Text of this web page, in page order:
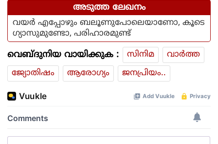
അടുത്ത ലേഖനം
വയര്‍ എപ്പോഴും ബലൂണുപോലെയാണോ, കൂടെ
ഗ്യാസുമുണ്ടോ, പരിഹാരമുണ്ട്
വെബ്ദുനിയ വായിക്കുക : സിനിമ
വാര്‍ത്ത
ജ്യോതിഷം
ആരോഗ്യം ജനപ്രിയം..